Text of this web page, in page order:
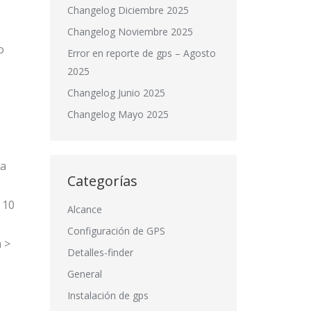
>
Changelog Diciembre 2025
Changelog Noviembre 2025
Error en reporte de gps – Agosto
2025
Changelog Junio 2025
Changelog Mayo 2025
Categorías
Alcance
Configuración de GPS
Detalles-finder
General
Instalación de gps